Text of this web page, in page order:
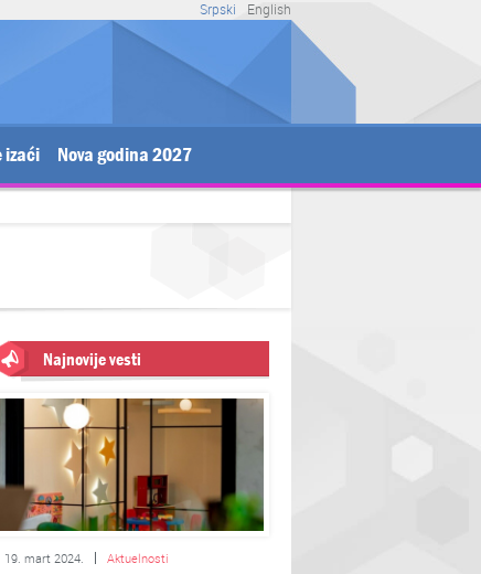
English
Srpski
izaći Nova godina 2027
Najnovije vesti
19. mart 2024. Aktuelnosti